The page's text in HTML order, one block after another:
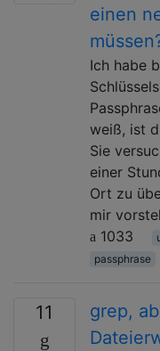
einen
Ich habe
weiß, ist
Sie
einer
Ort zu
mir
1033
passphrase
11
grep,